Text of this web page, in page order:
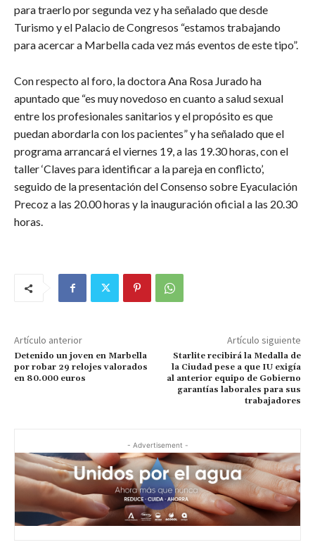
para traerlo por segunda vez y ha señalado que desde
Turismo y el Palacio de Congresos “estamos trabajando
para acercar a Marbella cada vez más eventos de este tipo”.
Con respecto al foro, la doctora Ana Rosa Jurado ha
apuntado que “es muy novedoso en cuanto a salud sexual
entre los profesionales sanitarios y el propósito es que
puedan abordarla con los pacientes” y ha señalado que el
programa arrancará el viernes 19, a las 19.30 horas, con el
taller ‘Claves para identificar a la pareja en conflicto’,
seguido de la presentación del Consenso sobre Eyaculación
Precoz a las 20.00 horas y la inauguración oficial a las 20.30
horas.
Artículo anterior
Detenido un joven en Marbella
por robar 29 relojes valorados
en 80.000 euros
Artículo siguiente
Starlite recibirá la Medalla de
la Ciudad pese a que IU exigía
al anterior equipo de Gobierno
garantías laborales para sus
trabajadores
- Advertisement -